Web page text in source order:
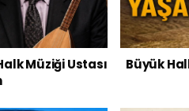
Müziği Ustası
Büyük